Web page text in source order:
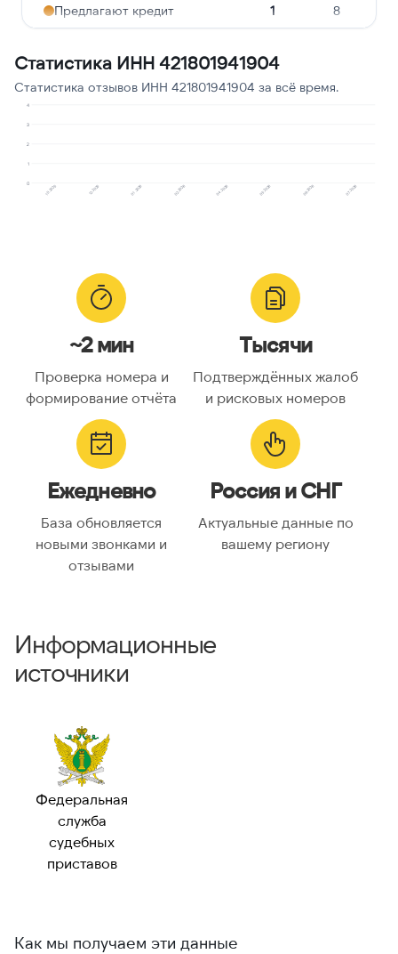
Предлагают кредит 1 8
мошенничество
1 8
Статистика ИНН 421801941904
Статистика отзывов ИНН 421801941904 за всё время.
0
1
2
3
4
10.2025 12.2025 01.2026 02.2026 04.2026 05.2026 06.2026 07.2026
~2 мин
Проверка номера и
формирование отчёта
Тысячи
Подтверждённых жалоб
и рисковых номеров
Ежедневно
База обновляется
новыми звонками и
отзывами
Россия и СНГ
Актуальные данные по
вашему региону
Информационные
источники
Федеральная
служба
судебных
приставов
Как мы получаем эти данные